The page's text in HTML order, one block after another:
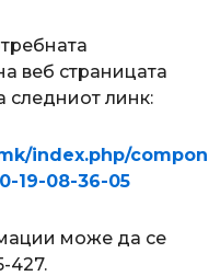
веб страницата
линк:
index.php/
19-08-36-05
може да се
427.